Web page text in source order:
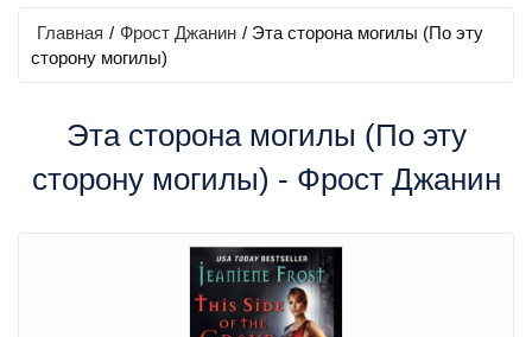
Главная / Фрост Джанин / Эта сторона могилы (По эту
сторону могилы)
Эта сторона могилы (По эту
сторону могилы) - Фрост Джанин